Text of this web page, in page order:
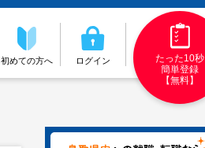
初めての方へ ログイン
たった10秒
簡単登録
【無料】